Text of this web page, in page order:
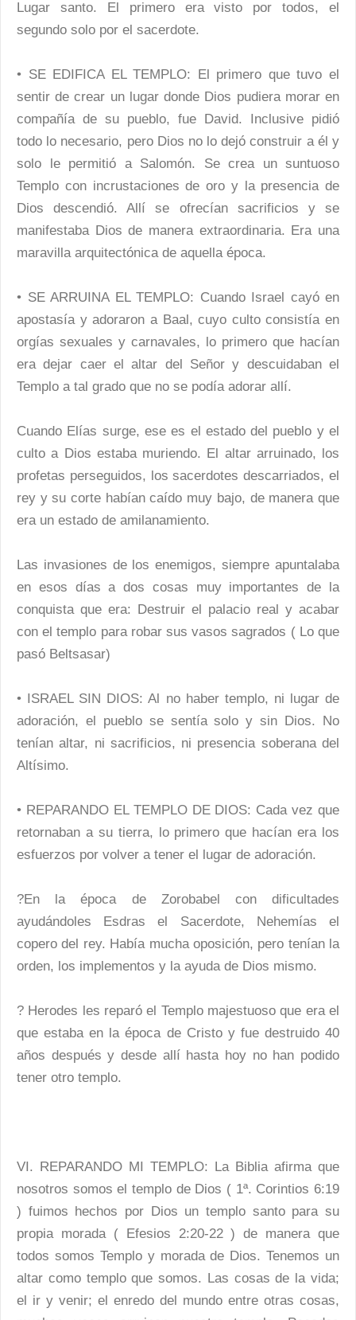
Lugar santo. El primero era visto por todos, el
segundo solo por el sacerdote.
• SE EDIFICA EL TEMPLO: El primero que tuvo el
sentir de crear un lugar donde Dios pudiera morar en
compañía de su pueblo, fue David. Inclusive pidió
todo lo necesario, pero Dios no lo dejó construir a él y
solo le permitió a Salomón. Se crea un suntuoso
Templo con incrustaciones de oro y la presencia de
Dios descendió. Allí se ofrecían sacrificios y se
manifestaba Dios de manera extraordinaria. Era una
maravilla arquitectónica de aquella época.
• SE ARRUINA EL TEMPLO: Cuando Israel cayó en
apostasía y adoraron a Baal, cuyo culto consistía en
orgías sexuales y carnavales, lo primero que hacían
era dejar caer el altar del Señor y descuidaban el
Templo a tal grado que no se podía adorar allí.
Cuando Elías surge, ese es el estado del pueblo y el
culto a Dios estaba muriendo. El altar arruinado, los
profetas perseguidos, los sacerdotes descarriados, el
rey y su corte habían caído muy bajo, de manera que
era un estado de amilanamiento.
Las invasiones de los enemigos, siempre apuntalaba
en esos días a dos cosas muy importantes de la
conquista que era: Destruir el palacio real y acabar
con el templo para robar sus vasos sagrados ( Lo que
pasó Beltsasar)
• ISRAEL SIN DIOS: Al no haber templo, ni lugar de
adoración, el pueblo se sentía solo y sin Dios. No
tenían altar, ni sacrificios, ni presencia soberana del
Altísimo.
• REPARANDO EL TEMPLO DE DIOS: Cada vez que
retornaban a su tierra, lo primero que hacían era los
esfuerzos por volver a tener el lugar de adoración.
?En la época de Zorobabel con dificultades
ayudándoles Esdras el Sacerdote, Nehemías el
copero del rey. Había mucha oposición, pero tenían la
orden, los implementos y la ayuda de Dios mismo.
? Herodes les reparó el Templo majestuoso que era el
que estaba en la época de Cristo y fue destruido 40
años después y desde allí hasta hoy no han podido
tener otro templo.
VI. REPARANDO MI TEMPLO: La Biblia afirma que
nosotros somos el templo de Dios ( 1ª. Corintios 6:19
) fuimos hechos por Dios un templo santo para su
propia morada ( Efesios 2:20-22 ) de manera que
todos somos Templo y morada de Dios. Tenemos un
altar como templo que somos. Las cosas de la vida;
el ir y venir; el enredo del mundo entre otras cosas,